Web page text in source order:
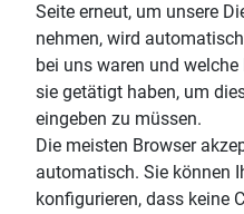
Seite erneut, um unsere
nehmen, wird
bei uns waren und
sie getätigt haben, um
eingeben zu müssen.
Die meisten Browser
automatisch. Sie können
konfigurieren, dass keine